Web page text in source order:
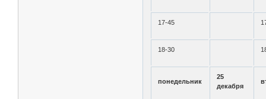
17-45
18-30
понедельник
25
декабря